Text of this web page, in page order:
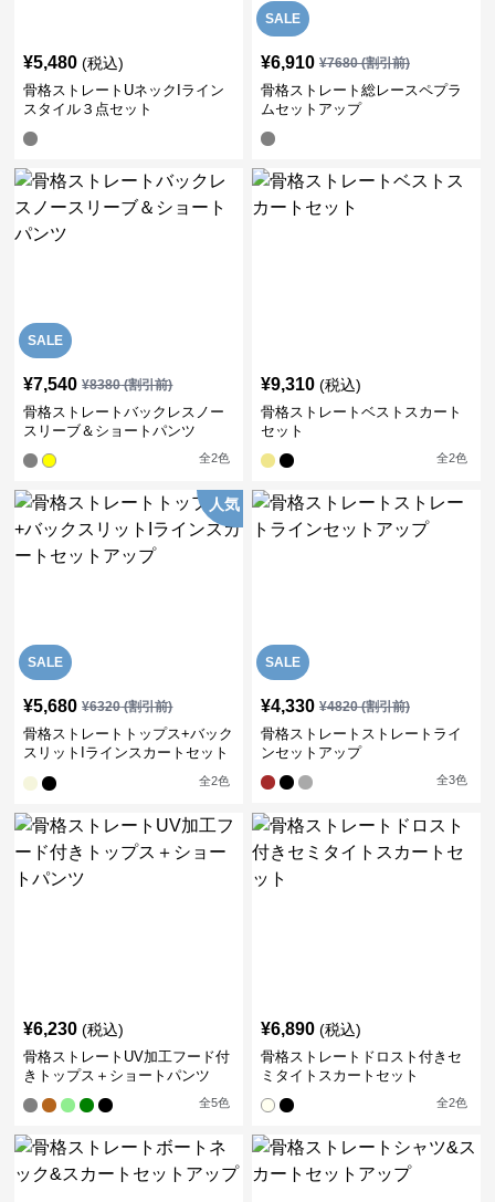
¥5,480 (税込)
骨格ストレートUネックIライン
スタイル３点セット
SALE
¥6,910 ¥7680(割引前)
骨格ストレート総レースペプラ
ムセットアップ
SALE
¥7,540 ¥8380(割引前)
骨格ストレートバックレスノー
スリーブ＆ショートパンツ
全2色
¥9,310 (税込)
骨格ストレートベストスカート
セット
全2色
SALE
人気
¥5,680 ¥6320(割引前)
骨格ストレートトップス+バック
スリットIラインスカートセット
全2色
SALE
¥4,330 ¥4820(割引前)
骨格ストレートストレートライ
ンセットアップ
全3色
¥6,230 (税込)
骨格ストレートUV加工フード付
きトップス＋ショートパンツ
全5色
¥6,890 (税込)
骨格ストレートドロスト付きセ
ミタイトスカートセット
全2色